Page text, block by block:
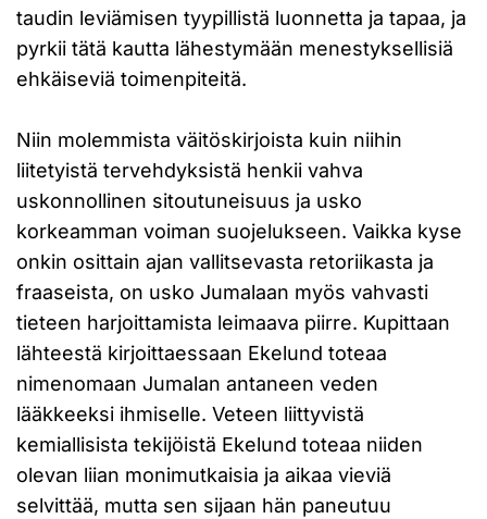
taudin leviämisen tyypillistä luonnetta ja tapaa, ja
pyrkii tätä kautta lähestymään menestyksellisiä
ehkäiseviä toimenpiteitä.
Niin molemmista väitöskirjoista kuin niihin
liitetyistä tervehdyksistä henkii vahva
uskonnollinen sitoutuneisuus ja usko
korkeamman voiman suojelukseen. Vaikka kyse
onkin osittain ajan vallitsevasta retoriikasta ja
fraaseista, on usko Jumalaan myös vahvasti
tieteen harjoittamista leimaava piirre. Kupittaan
lähteestä kirjoittaessaan Ekelund toteaa
nimenomaan Jumalan antaneen veden
lääkkeeksi ihmiselle. Veteen liittyvistä
kemiallisista tekijöistä Ekelund toteaa niiden
olevan liian monimutkaisia ja aikaa vieviä
selvittää, mutta sen sijaan hän paneutuu